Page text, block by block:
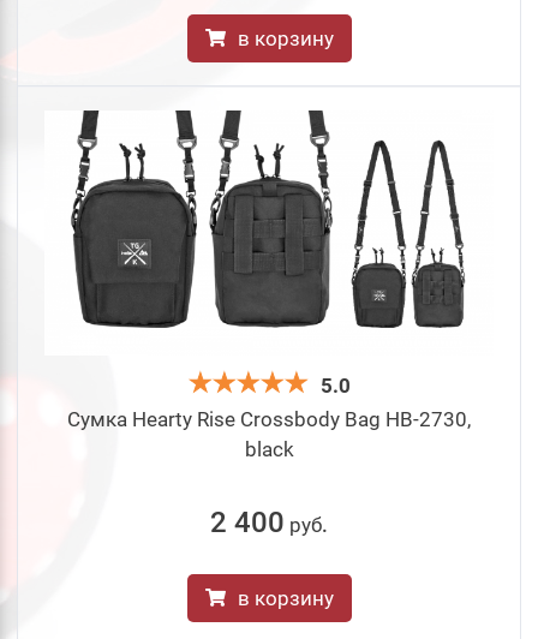
в корзину
5.0
Сумка Hearty Rise Crossbody Bag HB-2730,
black
2 400 руб.
в корзину